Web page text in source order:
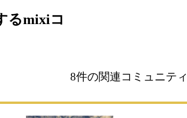
るmixiコ
8件の関連コミュニティ